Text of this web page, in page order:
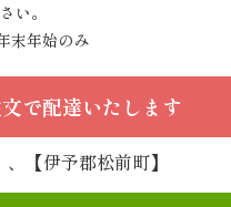
い。
年始のみ
で配達いたします
【伊予郡松前町】